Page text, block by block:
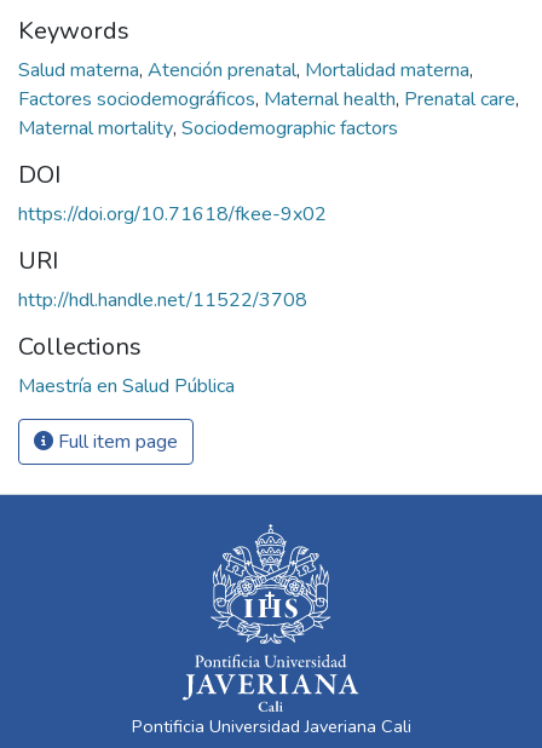
Keywords
Salud materna, Atención prenatal, Mortalidad materna,
Factores sociodemográficos, Maternal health, Prenatal care,
Maternal mortality, Sociodemographic factors
DOI
https://doi.org/10.71618/fkee-9x02
URI
http://hdl.handle.net/11522/3708
Collections
Maestría en Salud Pública
Full item page
Pontificia Universidad Javeriana Cali